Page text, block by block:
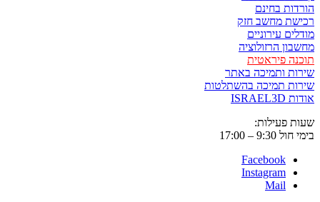
הורדות בחינם
רכישת מחשב חזק
מודלים עירוניים
מחשבון הרזולוציה
תוכנה פיראטית
שירות ותמיכה באתר
שירות תמיכה בהשתלטות
אודות ISRAEL3D
שעות פעילות:
בימי חול 9:30 – 17:00
Facebook
Instagram
Mail